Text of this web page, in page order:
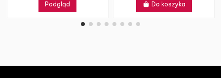
Podgląd Do koszyka